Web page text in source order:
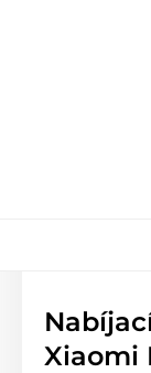
Xiaomi